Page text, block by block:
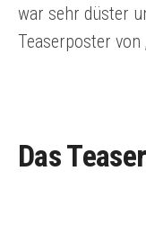
war sehr düster
Teaserposter von
Das